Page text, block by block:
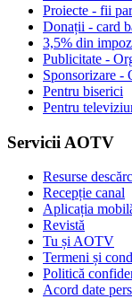
Proiecte - fii
Donații - card
3,5% din
Publicitate -
Sponsorizare -
Pentru biserici
Pentru
Servicii AOTV
Resurse
Recepție canal
Aplicația
Revistă
Tu și AOTV
Termeni și
Politică
Acord date